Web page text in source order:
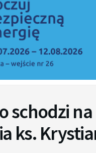
schodzi
ks.